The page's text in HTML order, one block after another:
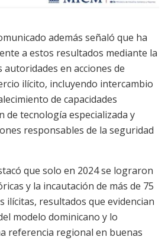
además señaló que ha
a estos resultados mediante la
en acciones de
ilícito, incluyendo intercambio
de capacidades
de tecnología especializada y
responsables de la seguridad
que solo en 2024 se lograron
y la incautación de más de 75
ilícitas, resultados que evidencian
modelo dominicano y lo
referencia regional en buenas